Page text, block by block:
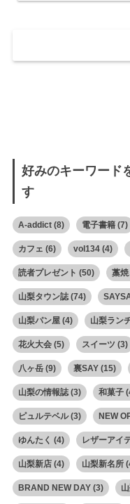
好みのキーワード
す
A-addict(8) 電子書籍(7)
カフェ (6) vol134(4)
読者プレゼント (50) 藁焼
山梨タウン誌(74)
山梨パン屋(4) 山梨ラン
花火大会(5) スイーツ (3)
八ヶ岳(9) 裏SAY(15)
山梨の情報誌(3) 和菓子
ピュルテベル(3) NEW
ゆんたく (4) レザーアイ
山梨新店(4) 山梨新名所
BRAND NEW DAY(3)